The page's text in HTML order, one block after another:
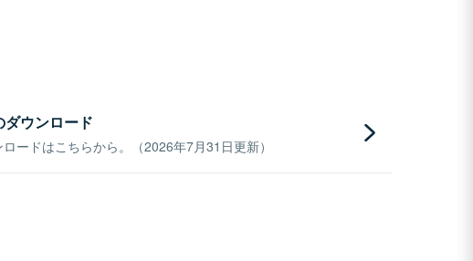
ウンロード
ードはこちらから。（2026年7月31日更新）